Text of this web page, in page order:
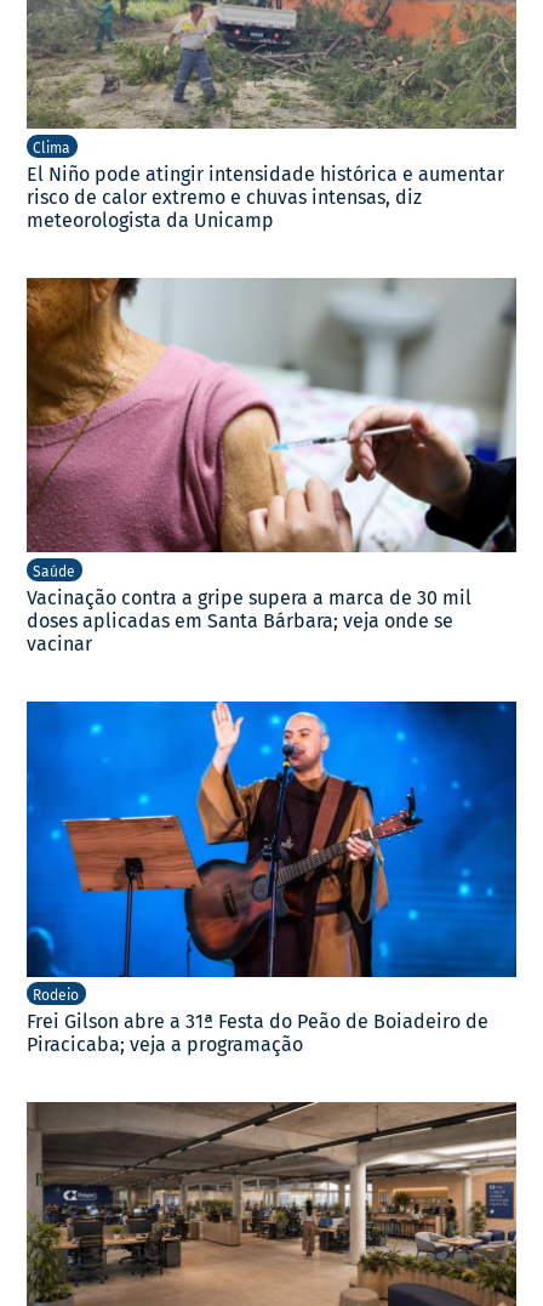
Clima
El Niño pode atingir intensidade histórica e aumentar
risco de calor extremo e chuvas intensas, diz
meteorologista da Unicamp
Saúde
Vacinação contra a gripe supera a marca de 30 mil
doses aplicadas em Santa Bárbara; veja onde se
vacinar
Rodeio
Frei Gilson abre a 31ª Festa do Peão de Boiadeiro de
Piracicaba; veja a programação